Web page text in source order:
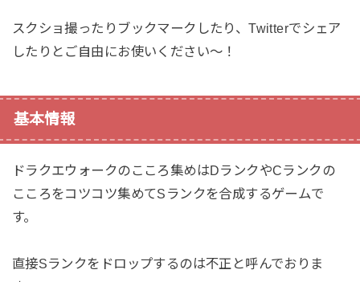
スクショ撮ったりブックマークしたり、Twitterでシェア
したりとご自由にお使いください〜！
基本情報
ドラクエウォークのこころ集めはDランクやCランクの
こころをコツコツ集めてSランクを合成するゲームで
す。
直接Sランクをドロップするのは不正と呼んでおりま